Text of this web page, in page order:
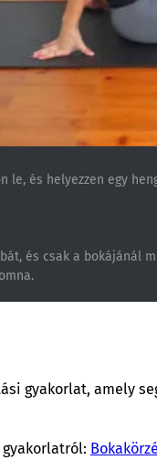
és helyezzen egy
és csak a bokájánál
gyakorlat, amely